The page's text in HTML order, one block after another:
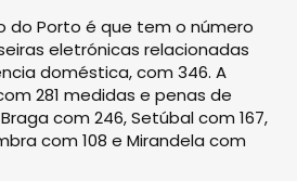
do Porto é que tem o número
eletrónicas relacionadas
doméstica, com 346. A
281 medidas e penas de
com 246, Setúbal com 167,
com 108 e Mirandela com